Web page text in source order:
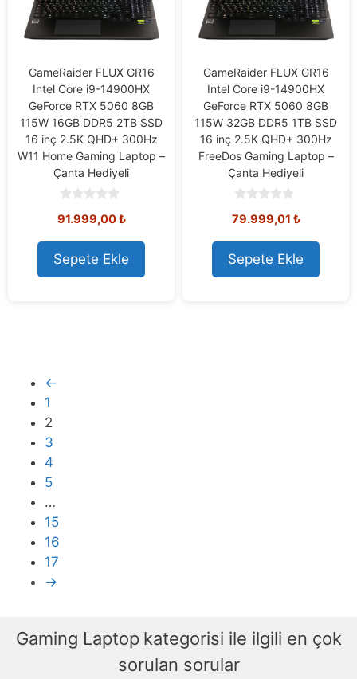
GameRaider FLUX GR16
Intel Core i9-14900HX
GeForce RTX 5060 8GB
115W 16GB DDR5 2TB SSD
16 inç 2.5K QHD+ 300Hz
W11 Home Gaming Laptop –
Çanta Hediyeli
o
t
o
f
5
91.999,00₺
Sepete Ekle
GameRaider FLUX GR16
Intel Core i9-14900HX
GeForce RTX 5060 8GB
115W 32GB DDR5 1TB SSD
16 inç 2.5K QHD+ 300Hz
FreeDos Gaming Laptop –
Çanta Hediyeli
o
t
o
f
5
79.999,01 ₺
Sepete Ekle
←
1
2
3
4
5
…
15
16
17
→
Gaming Laptop kategorisi ile ilgili en çok
sorulan sorular